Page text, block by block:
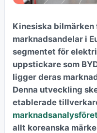
Kinesiska
marknadsandelar i
segmentet för
uppstickare som
ligger deras
Denna utveckling
etablerade
allt koreanska